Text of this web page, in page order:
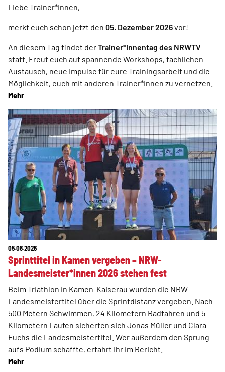
Liebe Trainer*innen,
merkt euch schon jetzt den 05. Dezember 2026vor!
An diesem Tag findet derTrainer*innentag des NRWTV
statt. Freut euch auf spannende Workshops, fachlichen
Austausch, neue Impulse für eure Trainingsarbeit und die
Möglichkeit, euch mit anderen Trainer*innen zu vernetzen.
Mehr
05.08.2026
Sprinttitel in Kamen vergeben – NRW-
Landesmeister*innen 2026 stehen fest
Beim Triathlon in Kamen-Kaiserau wurden die NRW-
Landesmeistertitel über die Sprintdistanz vergeben. Nach
500 Metern Schwimmen, 24 Kilometern Radfahren und 5
Kilometern Laufen sicherten sich Jonas Müller und Clara
Fuchs die Landesmeistertitel. Wer außerdem den Sprung
aufs Podium schaffte, erfahrt Ihr im Bericht.
Mehr